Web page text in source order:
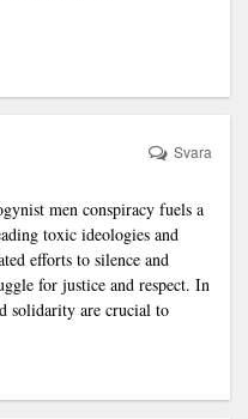
men conspiracy fuels a
toxic ideologies and
efforts to silence and
for justice and respect. In
solidarity are crucial to
Svara